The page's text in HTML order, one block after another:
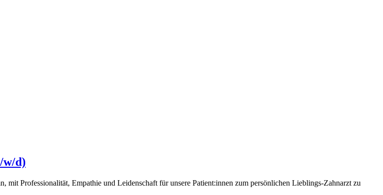
w/d)
mit Professionalität, Empathie und Leidenschaft für unsere Patient:innen zum persönlichen Lieblings-Zahnarzt zu